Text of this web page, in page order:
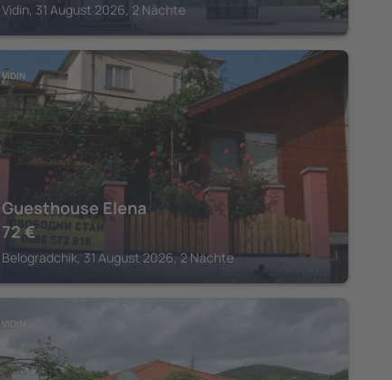
Vidin, 31 August 2026, 2 Nächte
VIDIN
Guesthouse Elena
72 €
Belogradchik, 31 August 2026, 2 Nächte
VIDIN